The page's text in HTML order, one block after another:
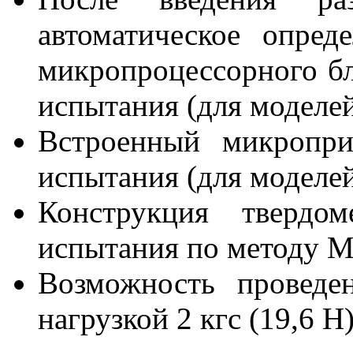
автоматическое
микропроцессорного
испытания (для
Встроенный
испытания (для
Конструкция
испытания по методу
Возможность
нагрузкой 2 кгс (19,6